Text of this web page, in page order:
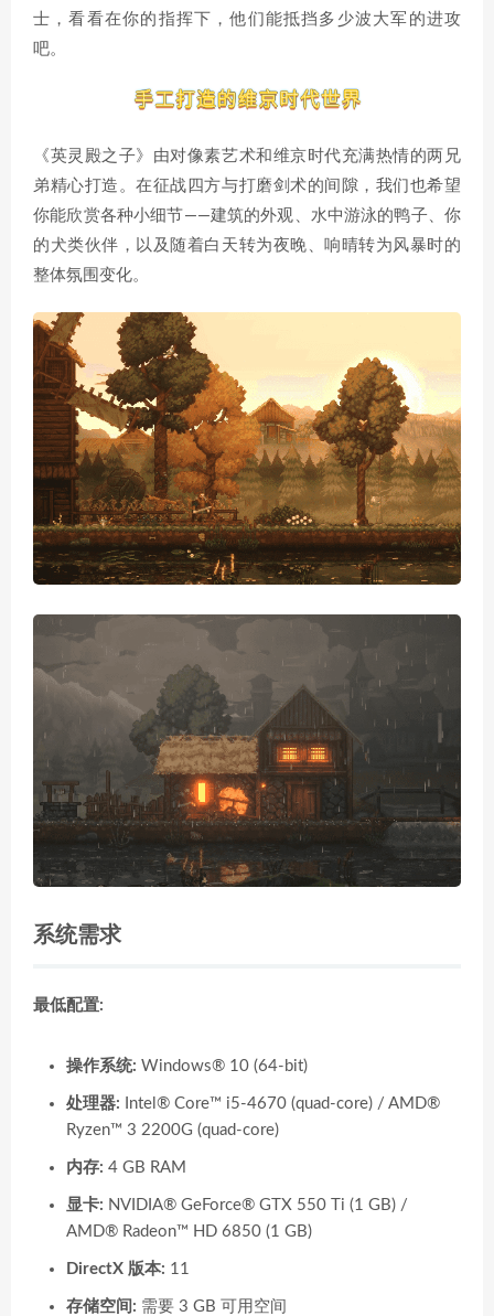
士，看看在你的指挥下，他们能抵挡多少波大军的进攻
吧。
《英灵殿之子》由对像素艺术和维京时代充满热情的两兄
弟精心打造。在征战四方与打磨剑术的间隙，我们也希望
你能欣赏各种小细节——建筑的外观、水中游泳的鸭子、你
的犬类伙伴，以及随着白天转为夜晚、响晴转为风暴时的
整体氛围变化。
系统需求
最低配置:
操作系统: Windows® 10 (64-bit)
处理器: Intel® Core™ i5-4670 (quad-core) / AMD®
Ryzen™ 3 2200G (quad-core)
内存: 4 GB RAM
显卡: NVIDIA® GeForce® GTX 550 Ti (1 GB) /
AMD® Radeon™ HD 6850 (1 GB)
DirectX 版本: 11
存储空间: 需要 3 GB 可用空间